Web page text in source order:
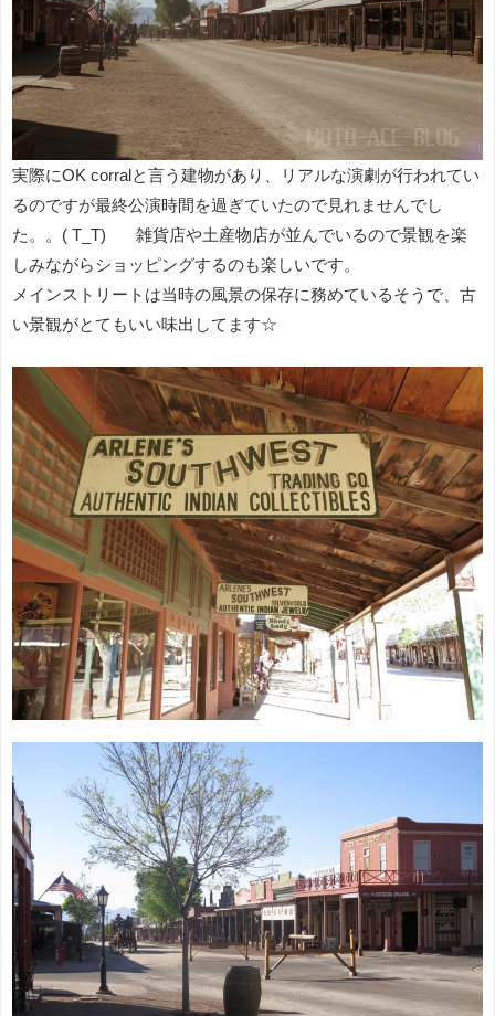
実際にOK corralと言う建物があり、リアルな演劇が行われてい
るのですが最終公演時間を過ぎていたので見れませんでし
た。。( T_T) 雑貨店や土産物店が並んでいるので景観を楽
しみながらショッピングするのも楽しいです。
メインストリートは当時の風景の保存に務めているそうで、古
い景観がとてもいい味出してます☆